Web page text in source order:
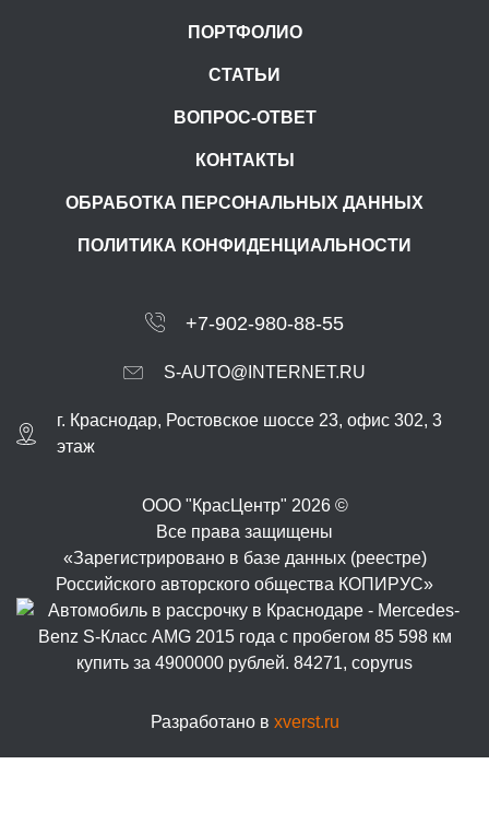
ПОРТФОЛИО
СТАТЬИ
ВОПРОС-ОТВЕТ
КОНТАКТЫ
ОБРАБОТКА ПЕРСОНАЛЬНЫХ ДАННЫХ
ПОЛИТИКА КОНФИДЕНЦИАЛЬНОСТИ
+7-902-980-88-55
S-AUTO@INTERNET.RU
г. Краснодар, Ростовское шоссе 23, офис 302, 3
этаж
ООО "КрасЦентр" 2026 ©
Все права защищены
«Зарегистрировано в базе данных (реестре)
Российского авторского общества КОПИРУС»
Разработано в xverst.ru